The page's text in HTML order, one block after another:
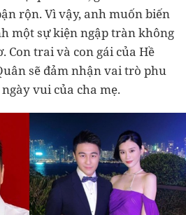
rộn. Vì vậy, anh muốn biến
một sự kiện ngập tràn không
Con trai và con gái của Hề
sẽ đảm nhận vai trò phu
vui của cha mẹ.